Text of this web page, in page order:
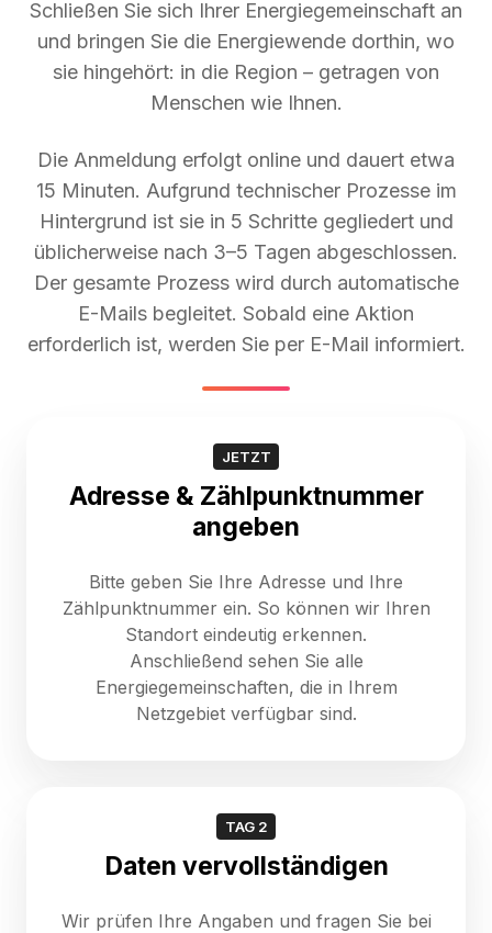
Schließen Sie sich Ihrer Energiegemeinschaft an
und bringen Sie die Energiewende dorthin, wo
sie hingehört: in die Region – getragen von
Menschen wie Ihnen.
Die Anmeldung erfolgt online und dauert etwa
15 Minuten. Aufgrund technischer Prozesse im
Hintergrund ist sie in 5 Schritte gegliedert und
üblicherweise nach 3–5 Tagen abgeschlossen.
Der gesamte Prozess wird durch automatische
E-Mails begleitet. Sobald eine Aktion
erforderlich ist, werden Sie per E-Mail informiert.
JETZT
Adresse & Zählpunktnummer
angeben
Bitte geben Sie Ihre Adresse und Ihre
Zählpunktnummer ein. So können wir Ihren
Standort eindeutig erkennen.
Anschließend sehen Sie alle
Energiegemeinschaften, die in Ihrem
Netzgebiet verfügbar sind.
TAG 2
Daten vervollständigen
Wir prüfen Ihre Angaben und fragen Sie bei